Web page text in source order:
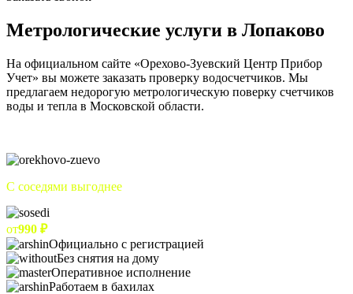
Метрологические услуги в Лопаково
На официальном сайте «Орехово-Зуевский Центр Прибор
Учет» вы можете заказать проверку водосчетчиков. Мы
предлагаем недорогую метрологическую поверку счетчиков
воды и тепла в Московской области.
С соседями выгоднее
от990 ₽
Официально с регистрацией
Без снятия на дому
Оперативное исполнение
Работаем в бахилах